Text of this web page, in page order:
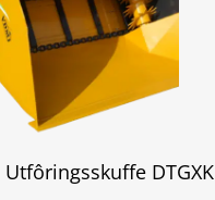
Utfôringsskuffe DTGXK